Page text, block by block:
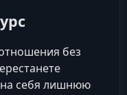
без
на себя лишнюю